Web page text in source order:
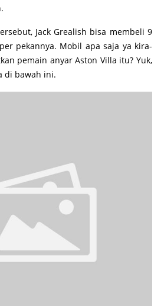
Jack Grealish bisa membeli 9
pekannya. Mobil apa saja ya kira-
pemain anyar Aston Villa itu? Yuk,
di bawah ini.